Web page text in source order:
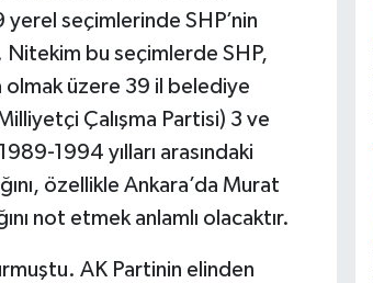
seçimlerinde SHP’nin
Nitekim bu seçimlerde SHP,
olmak üzere 39 il belediye
Çalışma Partisi) 3 ve
1994 yılları arasındaki
özellikle Ankara’da Murat
not etmek anlamlı olacaktır.
AK Partinin elinden